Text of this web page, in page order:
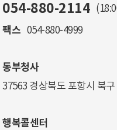
054-880-2114
팩스 054-880-4999
동부청사
37563 경상북도 포항시 북
행복콜센터